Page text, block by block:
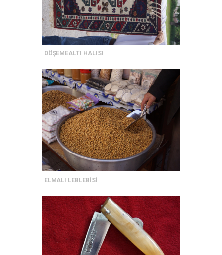
DÖŞEMEALTI HALISI
ELMALI LEBLEBİSİ